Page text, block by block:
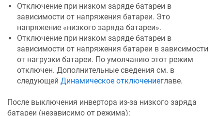
Отключение при низком заряде батареи в
зависимости от напряжения батареи. Это
напряжение «низкого заряда батареи».
Отключение при низком заряде батареи в
зависимости от напряжения батареи в зависимости
от нагрузки батареи. По умолчанию этот режим
отключен. Дополнительные сведения см. в
следующей Динамическое отключениеглаве.
После выключения инвертора из-за низкого заряда
батареи (независимо от режима):